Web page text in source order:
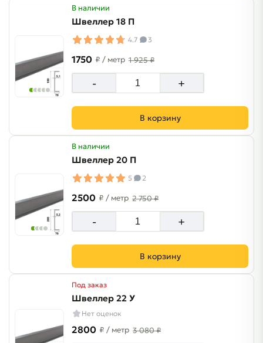
В наличии
Швеллер 18 П
4.7 3
1750 ₽ / метр 1 925 ₽
- +
В корзину
В наличии
Швеллер 20 П
5 2
2500 ₽ / метр 2 750 ₽
- +
В корзину
Под заказ
Швеллер 22 У
Нет оценок
2800 ₽ / метр 3 080 ₽